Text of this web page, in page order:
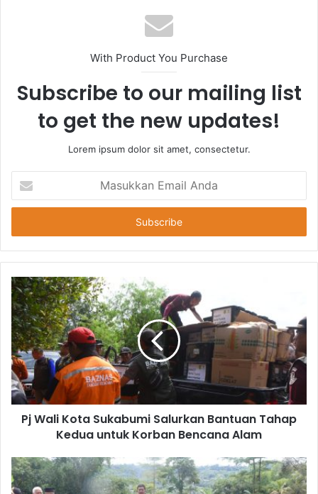
With Product You Purchase
Subscribe to our mailing list
to get the new updates!
Lorem ipsum dolor sit amet, consectetur.
Email
Anda
Pj Wali Kota Sukabumi Salurkan Bantuan Tahap
Kedua untuk Korban Bencana Alam